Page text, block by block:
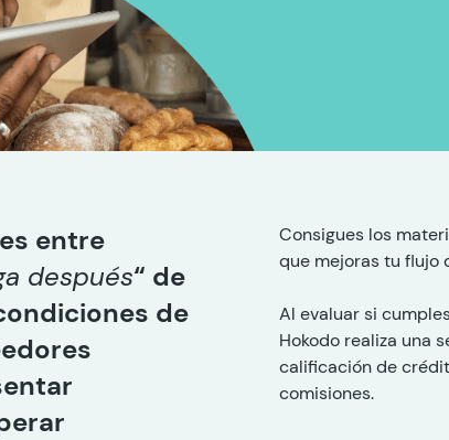
entre
después“ de
de
Consigues los
que mejoras tu flujo
Al evaluar si
Hokodo realiza una
calificación de
comisiones.